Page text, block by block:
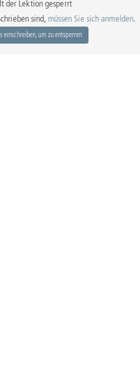
der Lektion gesperrt
sind, müssen Sie sich anmelden.
einschreiben, um zu entsperren